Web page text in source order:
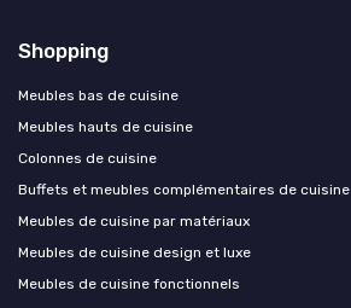
Shopping
Meubles bas de cuisine
Meubles hauts de cuisine
Colonnes de cuisine
Buffets et meubles complémentaires de cuisine
Meubles de cuisine par matériaux
Meubles de cuisine design et luxe
Meubles de cuisine fonctionnels